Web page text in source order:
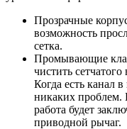
Прозрачные
возможность
сетка.
Промывающие
чистить
Когда есть канал
никаких проблем.
работа будет
приводной рычаг.